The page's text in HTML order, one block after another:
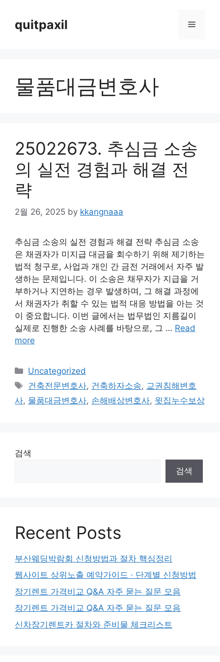
contentquitpaxil Menu
물품대금변호사
25022673. 추심금 소송
의 실전 경험과 해결 전
략
2월 26, 2025 by kkangnaaa
추심금 소송의 실전 경험과 해결 전략 추심금 소송
은 채권자가 미지급 대금을 회수하기 위해 제기하는
법적 청구로, 사업과 개인 간 금전 거래에서 자주 발
생하는 문제입니다. 이 소송은 채무자가 지급을 거
부하거나 지연하는 경우 발생하며, 그 해결 과정에
서 채권자가 취할 수 있는 법적 대응 방법을 아는 것
이 중요합니다. 이번 글에서는 법무법인 지름길이
실제로 진행한 소송 사례를 바탕으로, 그 … Read
more
Categories
Uncategorized
Tags
건축전문변호사, 건축하자소송, 교권침해변호
사, 물품대금변호사, 손해배상변호사, 윗집누수보상
검색
검색
Recent Posts
부산웨딩박람회 신청방법과 절차 핵심정리
웹사이트 상위노출 예약가이드 · 단계별 신청방법
장기렌트 가격비교 Q&A 자주 묻는 질문 모음
장기렌트 가격비교 Q&A 자주 묻는 질문 모음
신차장기렌트카 절차와 준비물 체크리스트